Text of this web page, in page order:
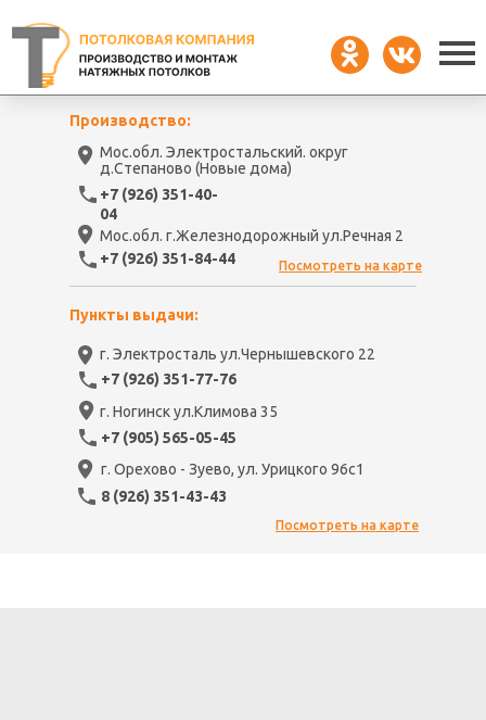
г. Ногинск ул.Климова 35
+7 (905) 565-05-45
г. Орехово - Зуево, ул. Урицкого 96с1
8 (926) 351-43-43
Мос.обл. Электростальский. округ
д.Степаново (Новые дома)
г. Электросталь ул.Чернышевского 22
Мос.обл. г.Железнодорожный ул.Речная 2
Производство:
Пункты выдачи:
+7 (926) 351-40-
04
+7 (926) 351-84-44
+7 (926) 351-77-76
Посмотреть на карте
Посмотреть на карте